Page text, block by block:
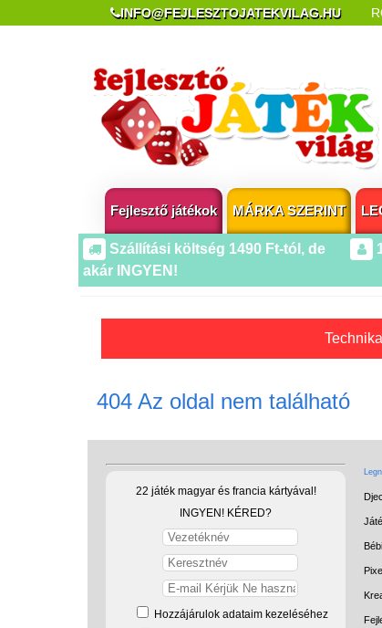
INFO@FEJLESZTOJATEKVILAG.HU
Fejlesztő játékok MÁRKA SZERINT
Szállítási költség 1490 Ft-tól, de
akár INGYEN!
404 Az oldal nem található
22 játék magyar és francia kártyával!
INGYEN! KÉRED?
Hozzájárulok adataim kezeléséhez